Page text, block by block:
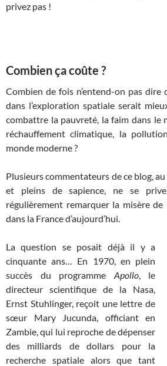
privez pas !
Combien ça coûte ?
Combien de fois n’entend-on pas dire
dans l’exploration spatiale serait
combattre la pauvreté, la faim dans le
réchauffement climatique, la
monde moderne ?
Plusieurs commentateurs de ce blog,
et pleins de sapience, ne se
régulièrement remarquer la misère
dans la France d’aujourd’hui.
La question se posait déjà il y a
cinquante ans… En 1970, en plein
succès du programme Apollo, le
directeur scientifique de la Nasa,
Ernst Stuhlinger, reçoit une lettre de
sœur Mary Jucunda, officiant en
Zambie, qui lui reproche de dépenser
des milliards de dollars pour la
recherche spatiale alors que tant